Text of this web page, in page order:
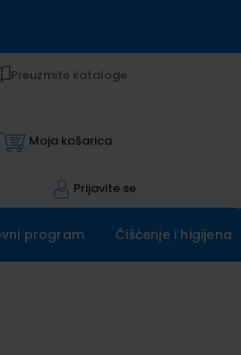
Preuzmite kataloge
Moja košarica
Prijavite se
program Čišćenje i higijena